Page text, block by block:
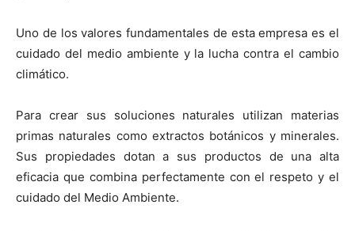
Uno de los valores fundamentales de esta empresa es el
cuidado del medio ambiente y la lucha contra el cambio
climático.
Para crear sus soluciones naturales utilizan materias
primas naturales como extractos botánicos y minerales.
Sus propiedades dotan a sus productos de una alta
eficacia que combina perfectamente con el respeto y el
cuidado del Medio Ambiente.